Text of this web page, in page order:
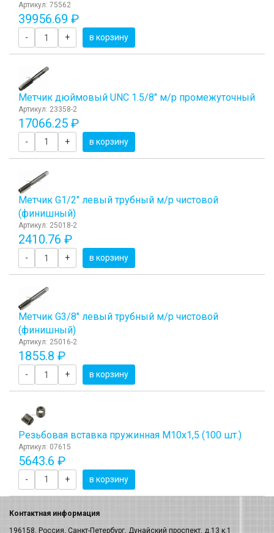
Артикул: 75562
39956.69 ₽
- + в корзину
Метчик дюймовый UNC 1.5/8" м/р промежуточный
Артикул: 23358-2
17066.25 ₽
- + в корзину
Метчик G1/2" левый трубный м/р чистовой
(финишный)
Артикул: 25018-2
2410.76 ₽
- + в корзину
Метчик G3/8" левый трубный м/р чистовой
(финишный)
Артикул: 25016-2
1855.8 ₽
- + в корзину
Резьбовая вставка пружинная M10x1,5 (100 шт.)
Артикул: 07615
5643.6 ₽
- + в корзину
Контактная информация
196158, Россия, Санкт-Петербург, Дунайский проспект, д.13 к.1